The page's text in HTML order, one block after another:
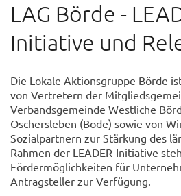
LAG Börde -
Initiative und
Die Lokale Aktionsgruppe Börde
von Vertretern der
Verbandsgemeinde Westliche
Oschersleben (Bode) sowie von
Sozialpartnern zur Stärkung des
Rahmen der LEADER-Initiative
Fördermöglichkeiten für
Antragsteller zur Verfügung.